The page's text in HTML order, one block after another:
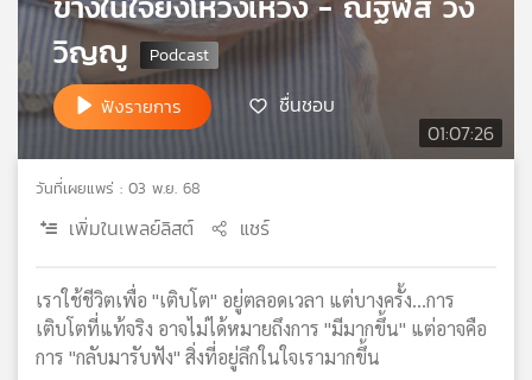
บี
เอส
วิทยุ
เครือ
ข่าย
01:07:26
วิญญู
ฟังรายการ ชื่นชอบ
วันที่เผยแพร่ : 03 พ.ย. 68
เพิ่มในเพลย์ลิสต์ แชร์
เราใช้ชีวิตเพื่อ "เติบโต" อยู่ตลอดเวลา แต่บางครั้ง...การ
เติบโตที่แท้จริง อาจไม่ได้หมายถึงการ "มีมากขึ้น" แต่อาจคือ
การ "กลับมารับฟัง" สิ่งที่อยู่ลึกในใจเรามากขึ้น